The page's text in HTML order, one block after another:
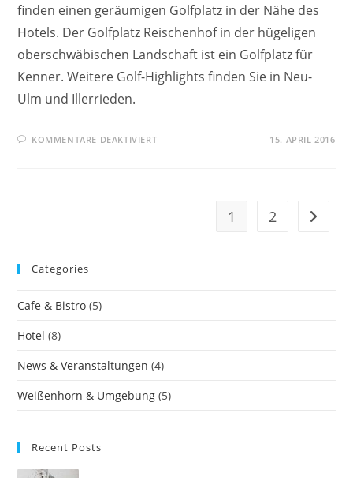
finden einen geräumigen Golfplatz in der Nähe des
Hotels. Der Golfplatz Reischenhof in der hügeligen
oberschwäbischen Landschaft ist ein Golfplatz für
Kenner. Weitere Golf-Highlights finden Sie in Neu-
Ulm und Illerrieden.
KOMMENTARE DEAKTIVIERT 15. APRIL 2016
1 2
Categories
Cafe & Bistro (5)
Hotel (8)
News & Veranstaltungen (4)
Weißenhorn & Umgebung (5)
Recent Posts